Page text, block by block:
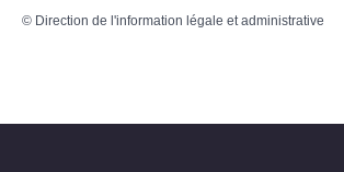
© Direction de l'information légale et administrative